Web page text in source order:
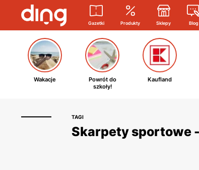
Gazetki Produkty Sklepy Blog
Wakacje
Powrót do
szkoły!
Kaufland
TAGI
Skarpety sportowe